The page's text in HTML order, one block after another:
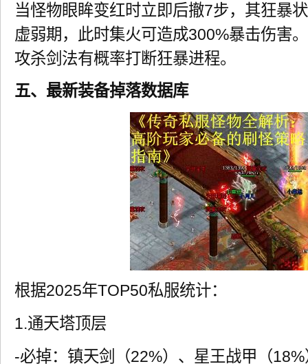
当怪物眼眸变红时立即后撤7步，其狂暴
虚弱期，此时集火可造成300%暴击伤害
攻杀剑法有概率打断狂暴进程。
五、最新装备掉落数据库
根据2025年TOP50私服统计：
1.通天塔顶层
-必掉：镇天剑（22%）、星王战甲（18%